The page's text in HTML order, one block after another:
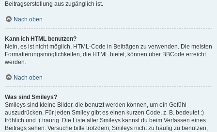
Beitragserstellung aus zugänglich ist.
Nach oben
Kann ich HTML benutzen?
Nein, es ist nicht möglich, HTML-Code in Beiträgen zu verwenden. Die meisten
Formatierungsmöglichkeiten, die HTML bietet, können über BBCode erreicht
werden.
Nach oben
Was sind Smileys?
Smileys sind kleine Bilder, die benutzt werden können, um ein Gefühl
auszudrücken. Für jeden Smiley gibt es einen kurzen Code, z. B. bedeutet :)
fröhlich und :( traurig. Die Liste aller Smileys kannst du beim Verfassen eines
Beitrags sehen. Versuche bitte trotzdem, Smileys nicht zu häufig zu benutzen,